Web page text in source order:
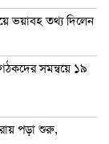
ভয়াবহ তথ্য দিলেন
সমন্বয়ে ১৯
রায় পড়া শুরু,